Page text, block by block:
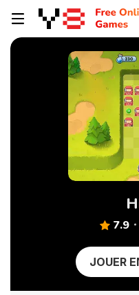
7.9
JOUER